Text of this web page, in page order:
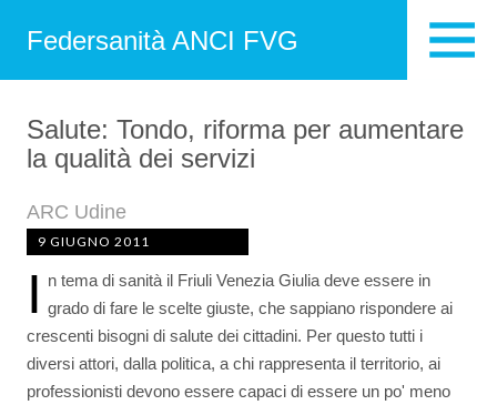
Federsanità ANCI FVG
Salute: Tondo, riforma per aumentare
la qualità dei servizi
ARC Udine
9 GIUGNO 2011
I n tema di sanità il Friuli Venezia Giulia deve essere in
grado di fare le scelte giuste, che sappiano rispondere ai
crescenti bisogni di salute dei cittadini. Per questo tutti i
diversi attori, dalla politica, a chi rappresenta il territorio, ai
professionisti devono essere capaci di essere un po' meno